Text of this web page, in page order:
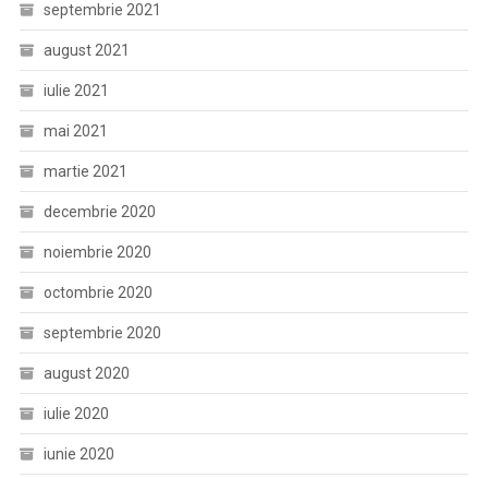
septembrie 2021
august 2021
iulie 2021
mai 2021
martie 2021
decembrie 2020
noiembrie 2020
octombrie 2020
septembrie 2020
august 2020
iulie 2020
iunie 2020